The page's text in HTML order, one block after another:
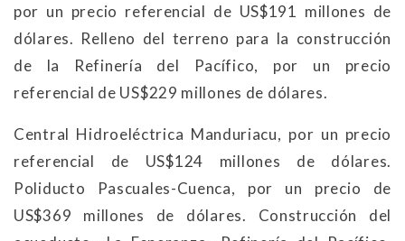
por un precio referencial de US$191 millones de
dólares. Relleno del terreno para la construcción
de la Refinería del Pacífico, por un precio
referencial de US$229 millones de dólares.
Central Hidroeléctrica Manduriacu, por un precio
referencial de US$124 millones de dólares.
Poliducto Pascuales-Cuenca, por un precio de
US$369 millones de dólares. Construcción del